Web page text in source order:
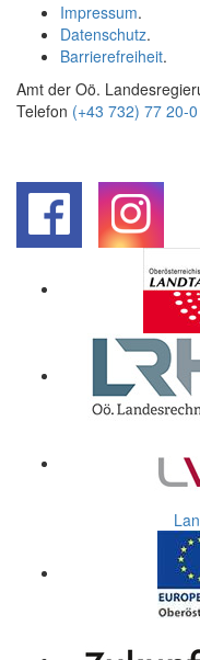
Impressum.
Datenschutz.
Barrierefreiheit.
Amt der Oö.
Telefon (+43 732) 77 20-0